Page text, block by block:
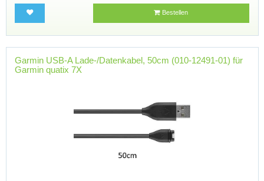
Bestellen
Garmin USB-A Lade-/Datenkabel, 50cm (010-12491-01) für
Garmin quatix 7X